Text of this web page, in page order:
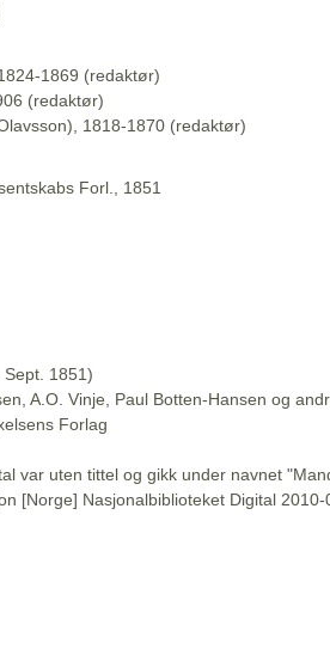
1869 (redaktør)
(redaktør)
1818-1870 (redaktør)
Forl., 1851
Sept. 1851)
A.O. Vinje, Paul Botten-Hansen og
Forlag
var uten tittel og gikk under navnet
[Norge] Nasjonalbiblioteket Digital 2010-